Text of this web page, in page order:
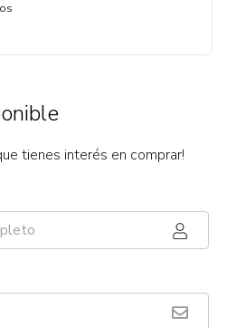
tienes interés en comprar!